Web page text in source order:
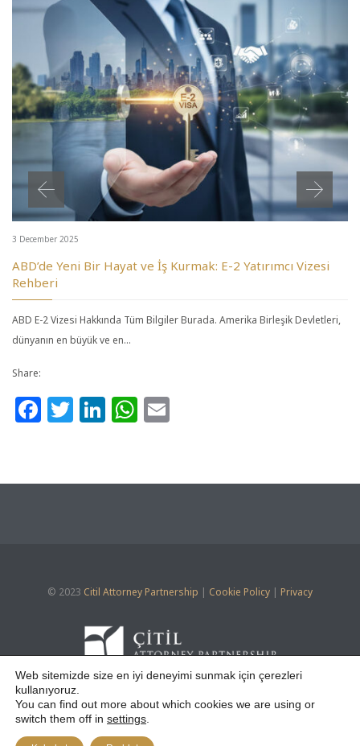
3 December 2025
ABD’de Yeni Bir Hayat ve İş Kurmak: E-2 Yatırımcı Vizesi
Rehberi
ABD E-2 Vizesi Hakkında Tüm Bilgiler Burada. Amerika Birleşik Devletleri,
dünyanın en büyük ve en…
Share:
Facebook
Twitter
LinkedIn
WhatsApp
© 2023 Citil Attorney Partnership | Cookie Policy | Privacy

Web sitemizde size en iyi deneyimi sunmak için çerezleri
kullanıyoruz.
You can find out more about which cookies we are using or
switch them off in settings